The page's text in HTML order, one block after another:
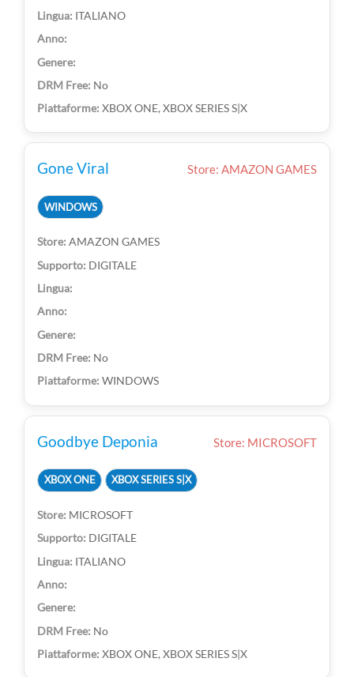
ITALIANO
No
XBOX ONE, XBOX SERIES S|X
Gone Viral Store: AMAZON GAMES
WINDOWS
AMAZON GAMES
DIGITALE
No
WINDOWS
Goodbye Deponia Store: MICROSOFT
XBOX ONE XBOX SERIES S|X
MICROSOFT
DIGITALE
ITALIANO
No
XBOX ONE, XBOX SERIES S|X